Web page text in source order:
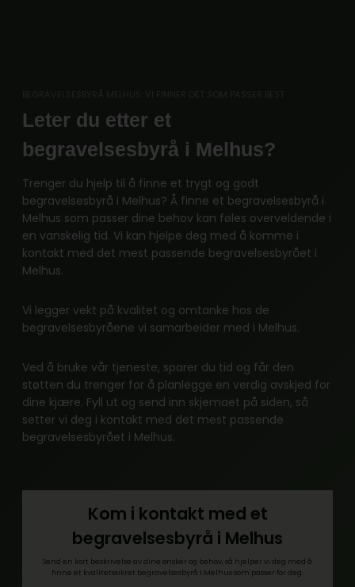
Leter du etter et
begravelsesbyrå i Melhus?
Trenger du hjelp til å finne et trygt og godt
begravelsesbyrå i Melhus? Å finne et begravelsesbyrå i
Melhus som passer dine behov kan føles overveldende i
en vanskelig tid. Vi kan hjelpe deg med å komme i
kontakt med det mest passende begravelsesbyrået i
Melhus.
Vi legger vekt på kvalitet og omtanke hos de
begravelsesbyråene vi samarbeider med i Melhus.
Ved å bruke vår tjeneste, sparer du tid og får den
støtten du trenger for å planlegge en verdig avskjed for
dine kjære. Fyll ut og send inn skjemaet på siden, så
setter vi deg i kontakt med det mest passende
begravelsesbyrået i Melhus.
Kom i kontakt med et
begravelsesbyrå i Melhus
Send en kort beskrivelse av dine ønsker og behov, så hjelper vi deg med å
finne et kvalitetssikret begravelsesbyrå i Melhus som passer for deg.